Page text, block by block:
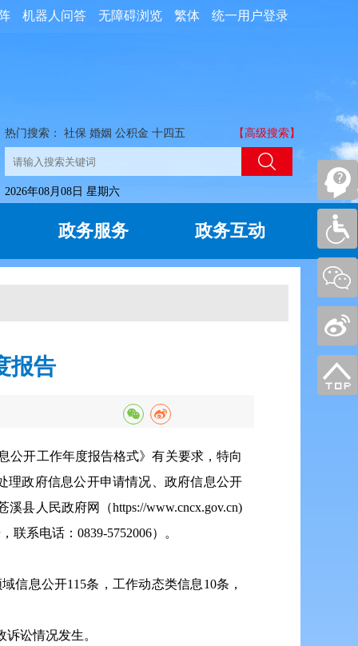
统一用户登录
繁体
无障碍浏览
机器人问答
热门搜索： 社保 婚姻 公积金 十四五 【高级搜索】
2026年08月08日 星期六
政务服务 政务互动
报告
公开工作年度报告格式》有关要求，特向
理政府信息公开申请情况、政府信息公开
县人民政府网（https://www.cncx.gov.cn)
系电话：0839-5752006）。
信息公开115条，工作动态类信息10条，
讼情况发生。